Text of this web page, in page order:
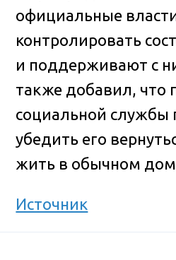
официальные
контролировать
и поддерживают с
также добавил, что
социальной службы
убедить его
жить в обычном
Источник